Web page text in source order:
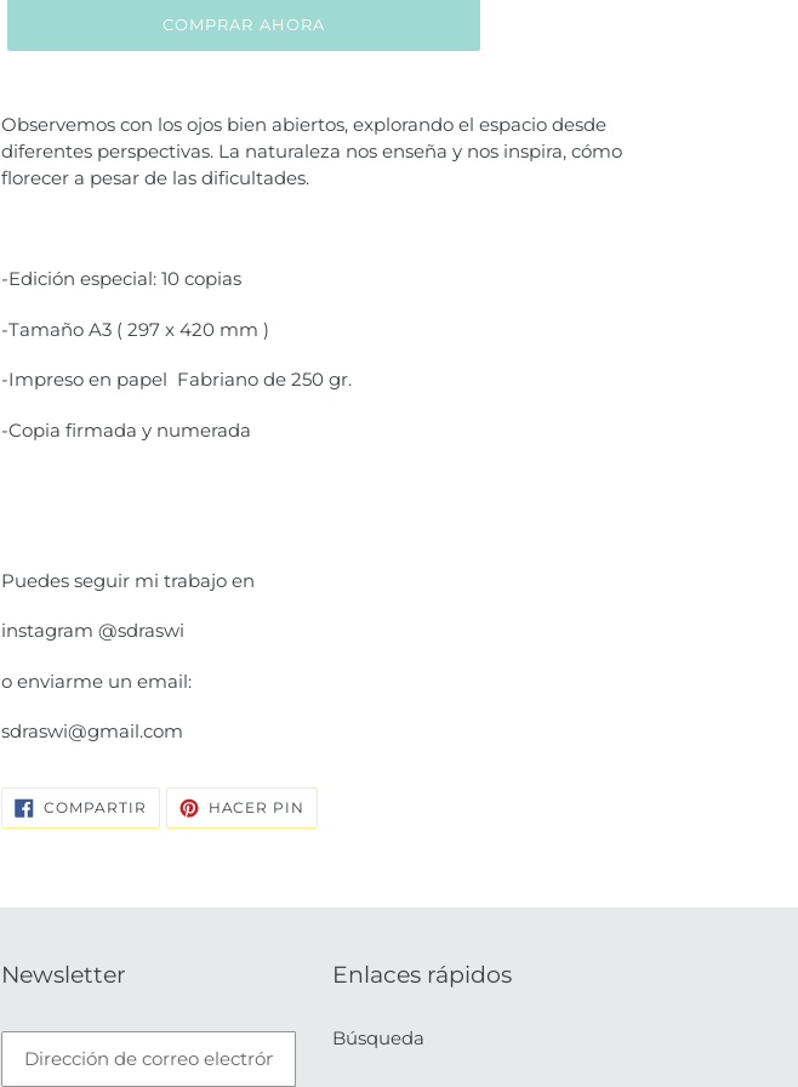
COMPRAR AHORA
el
producto
a
compra
Observemos con los ojos bien abiertos, explorando el espacio desde
diferentes perspectivas. La naturaleza nos enseña y nos inspira, cómo
florecer a pesar de las dificultades.
-Edición especial: 10 copias
-Tamaño A3 ( 297 x 420 mm )
-Impreso en papel Fabriano de 250 gr.
-Copia firmada y numerada
Puedes seguir mi trabajo en
instagram @sdraswi
o enviarme un email:
sdraswi@gmail.com
COMPARTIR COMPARTIR
FACEBOOK
HACER PIN
PINTEREST
Newsletter Enlaces rápidos
Búsqueda